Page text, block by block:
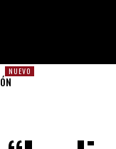
NUEVO